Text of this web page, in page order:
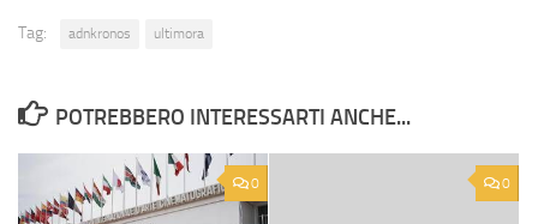
Tag: adnkronos ultimora
POTREBBERO INTERESSARTI ANCHE...
0 0